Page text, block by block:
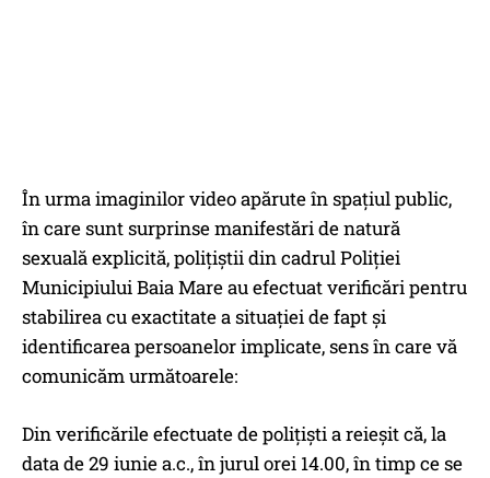
În urma imaginilor video apărute în spațiul public,
în care sunt surprinse manifestări de natură
sexuală explicită, polițiștii din cadrul Poliției
Municipiului Baia Mare au efectuat verificări pentru
stabilirea cu exactitate a situației de fapt și
identificarea persoanelor implicate, sens în care vă
comunicăm următoarele:
Din verificările efectuate de polițiști a reieșit că, la
data de 29 iunie a.c., în jurul orei 14.00, în timp ce se